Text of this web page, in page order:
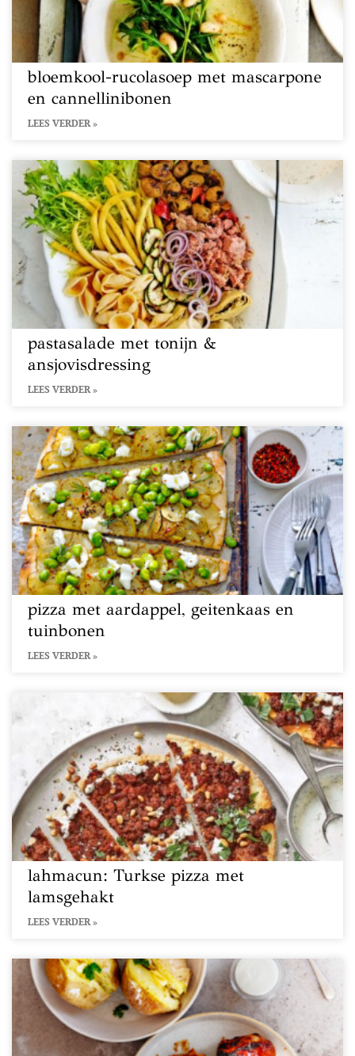
bloemkool-rucolasoep met mascarpone
en cannellinibonen
LEES VERDER »
pastasalade met tonijn &
ansjovisdressing
LEES VERDER »
pizza met aardappel, geitenkaas en
tuinbonen
LEES VERDER »
lahmacun: Turkse pizza met
lamsgehakt
LEES VERDER »